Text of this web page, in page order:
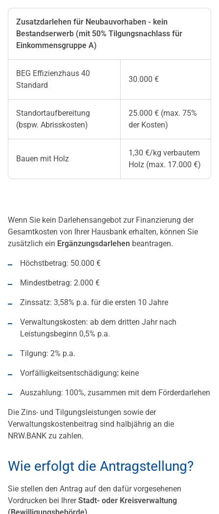
Zusatzdarlehen für Neubauvorhaben - kein
Bestandserwerb (mit 50% Tilgungsnachlass für
Einkommensgruppe A)
BEG Effizienzhaus 40
Standard
30.000 €
Standortaufbereitung
(bspw. Abrisskosten)
25.000 € (max. 75%
der Kosten)
Bauen mit Holz
1,30 €/kg verbautem
Holz (max. 17.000 €)
Wenn Sie kein Darlehensangebot zur Finanzierung der
Gesamtkosten von Ihrer Hausbank erhalten, können Sie
zusätzlich ein Ergänzungsdarlehen beantragen.
Höchstbetrag: 50.000 €
Mindestbetrag: 2.000 €
Zinssatz: 3,58% p.a. für die ersten 10 Jahre
Verwaltungskosten: ab dem dritten Jahr nach
Leistungsbeginn 0,5% p.a.
Tilgung: 2% p.a.
Vorfälligkeitsentschädigung: keine
Auszahlung: 100%, zusammen mit dem Förderdarlehen
Die Zins- und Tilgungsleistungen sowie der
Verwaltungskostenbeitrag sind halbjährig an die
NRW.BANK zu zahlen.
Wie erfolgt die Antragstellung?
Sie stellen den Antrag auf den dafür vorgesehenen
Vordrucken bei IhrerStadt- oder Kreisverwaltung